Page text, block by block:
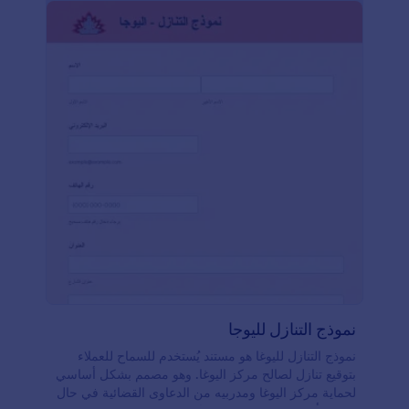
نموذج التنازل لليوجا
نموذج التنازل لليوغا هو مستند يُستخدم للسماح للعملاء
بتوقيع تنازل لصالح مركز اليوغا. وهو مصمم بشكل أساسي
لحماية مركز اليوغا ومدربيه من الدعاوى القضائية في حال